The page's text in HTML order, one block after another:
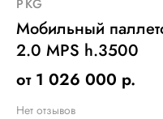
PKG
Мобильный
2.0 MPS h.3500
от 1 026 000 р.
Нет отзывов